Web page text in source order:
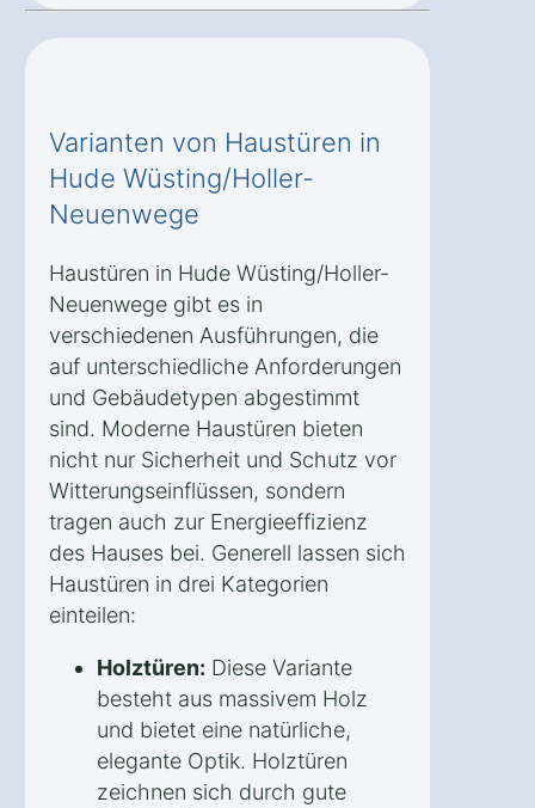
Varianten von Haustüren in
Hude Wüsting/Holler-
Neuenwege
Haustüren in Hude Wüsting/Holler-
Neuenwege gibt es in
verschiedenen Ausführungen, die
auf unterschiedliche Anforderungen
und Gebäudetypen abgestimmt
sind. Moderne Haustüren bieten
nicht nur Sicherheit und Schutz vor
Witterungseinflüssen, sondern
tragen auch zur Energieeffizienz
des Hauses bei. Generell lassen sich
Haustüren in drei Kategorien
einteilen:
Holztüren: Diese Variante
besteht aus massivem Holz
und bietet eine natürliche,
elegante Optik. Holztüren
zeichnen sich durch gute